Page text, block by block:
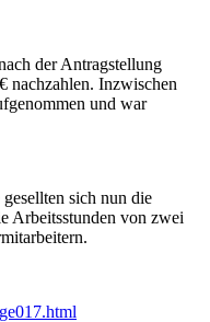
der Antragstellung
nachzahlen. Inzwischen
und war
sich nun die
Arbeitsstunden von zwei